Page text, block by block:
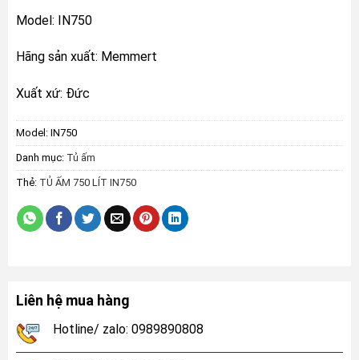
Model: IN750
Hãng sản xuất: Memmert
Xuất xứ: Đức
Model: IN750
Danh mục: Tủ ấm
Thẻ: TỦ ẤM 750 LÍT IN750
Liên hệ mua hàng
Hotline/ zalo: 0989890808